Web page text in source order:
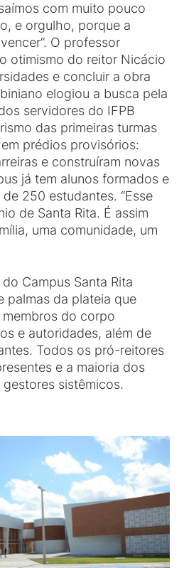
com muito pouco
e orgulho, porque a
O professor
otimismo do reitor Nicácio
e concluir a obra
elogiou a busca pela
servidores do IFPB
das primeiras turmas
prédios provisórios:
e construíram novas
já tem alunos formados e
250 estudantes. “Esse
de Santa Rita. É assim
uma comunidade, um
Campus Santa Rita
palmas da plateia que
do corpo
e autoridades, além de
Todos os pró-reitores
e a maioria dos
sistêmicos.